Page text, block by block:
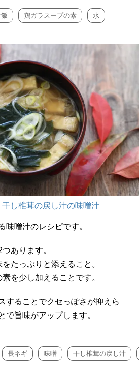
鶏ガラスープの素 水
し椎茸の戻し汁の味噌汁
味噌汁のレシピです。
あります。
たっぷりと添えること。
を少し加えることです。
することでクセっぽさが抑えら
で旨味がアップします。
長ネギ 味噌 干し椎茸の戻し汁